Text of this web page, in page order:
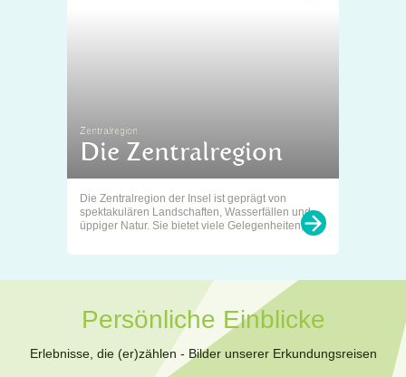
Zentralregion
Die Zentralregion
Die Zentralregion der Insel ist geprägt von
spektakulären Landschaften, Wasserfällen und
üppiger Natur. Sie bietet viele Gelegenheiten, ...
Persönliche Einblicke
Erlebnisse, die (er)zählen - Bilder unserer Erkundungsreisen